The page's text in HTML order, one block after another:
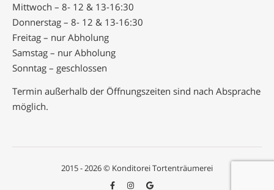
Mittwoch – 8- 12 & 13-16:30
Donnerstag – 8- 12 & 13-16:30
Freitag – nur Abholung
Samstag – nur Abholung
Sonntag – geschlossen
Termin außerhalb der Öffnungszeiten sind nach Absprache
möglich.
2015 - 2026 © Konditorei Tortenträumerei